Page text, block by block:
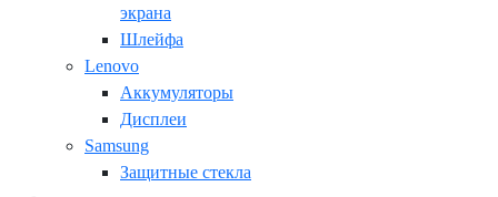
экрана
Шлейфа
Lenovo
Аккумуляторы
Дисплеи
Samsung
Защитные стекла